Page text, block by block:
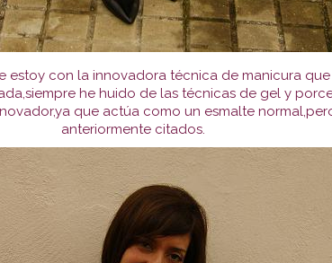
con la innovadora técnica de manicura
he huido de las técnicas de gel y
que actúa como un esmalte
anteriormente citados.